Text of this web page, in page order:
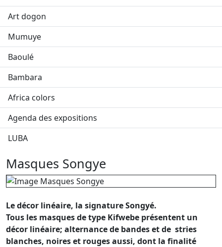
Art dogon
Mumuye
Baoulé
Bambara
Africa colors
Agenda des expositions
LUBA
Masques Songye
Le décor linéaire, la signature Songyé.
Tous les masques de type Kifwebe présentent un
décor linéaire; alternance de bandes et de stries
blanches, noires et rouges aussi, dont la finalité